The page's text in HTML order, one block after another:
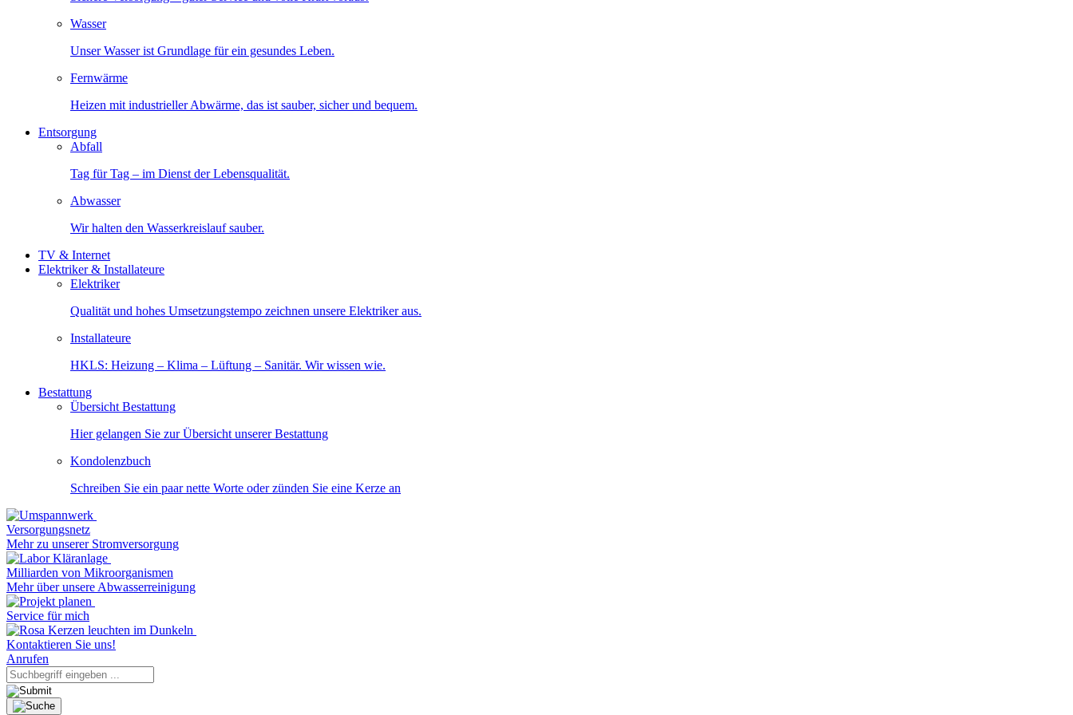
Wasser
Unser Wasser ist Grundlage für ein gesundes Leben.
Fernwärme
Heizen mit industrieller Abwärme, das ist sauber, sicher und bequem.
Entsorgung
Abfall
Tag für Tag – im Dienst der Lebensqualität.
Abwasser
Wir halten den Wasserkreislauf sauber.
TV & Internet
Elektriker & Installateure
Elektriker
Qualität und hohes Umsetzungstempo zeichnen unsere Elektriker aus.
Installateure
HKLS: Heizung – Klima – Lüftung – Sanitär. Wir wissen wie.
Bestattung
Übersicht Bestattung
Hier gelangen Sie zur Übersicht unserer Bestattung
Kondolenzbuch
Schreiben Sie ein paar nette Worte oder zünden Sie eine Kerze an
Versorgungsnetz
Mehr zu unserer Stromversorgung
Milliarden von Mikroorganismen
Mehr über unsere Abwasserreinigung
Service für mich
Kontaktieren Sie uns!
Anrufen